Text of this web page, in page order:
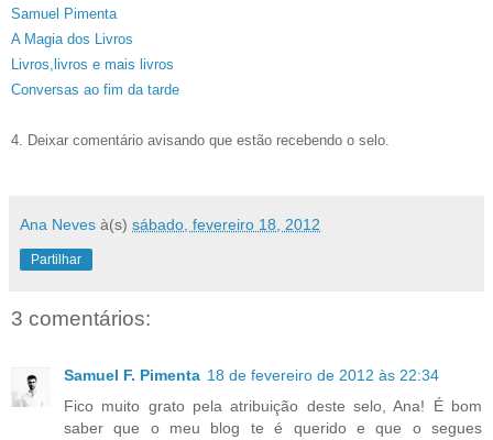
Samuel Pimenta
A Magia dos Livros
Livros,livros e mais livros
Conversas ao fim da tarde
4. Deixar comentário avisando que estão recebendo o selo.
Ana Neves à(s) sábado, fevereiro 18, 2012
Partilhar
3 comentários:
Samuel F. Pimenta 18 de fevereiro de 2012 às 22:34
Fico muito grato pela atribuição deste selo, Ana! É bom
saber que o meu blog te é querido e que o segues